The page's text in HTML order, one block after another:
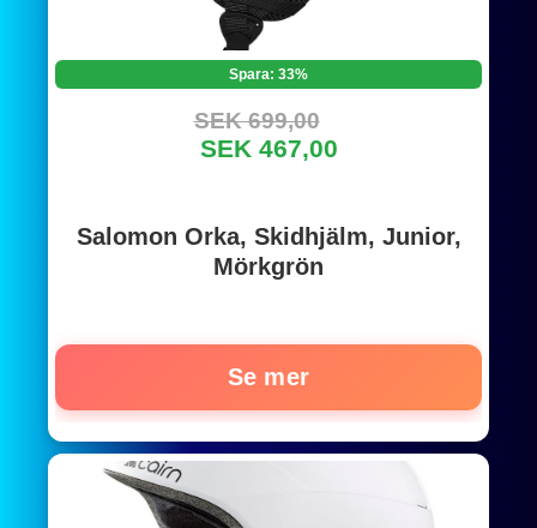
Spara: 33%
SEK 699,00
SEK 467,00
Salomon Orka, Skidhjälm, Junior,
Mörkgrön
Se mer